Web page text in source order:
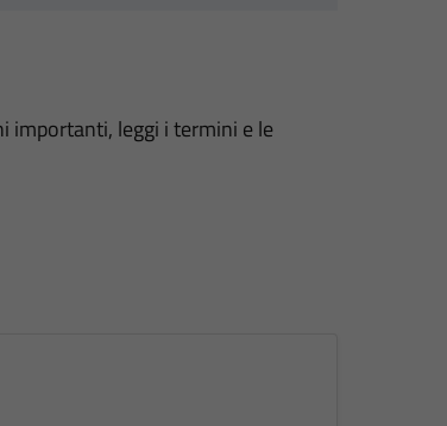
importanti, leggi i termini e le